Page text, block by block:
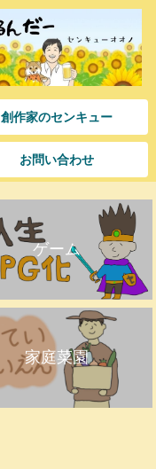
創作家のセンキュー
お問い合わせ
ゲーム
家庭菜園